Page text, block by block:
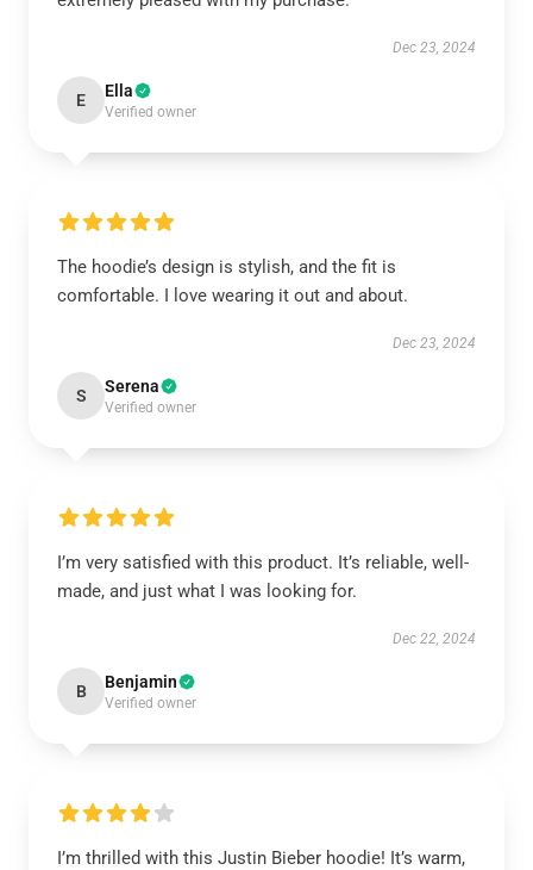
Dec 23, 2024
E Ella
Verified owner
The hoodie’s design is stylish, and the fit is
comfortable. I love wearing it out and about.
Dec 23, 2024
S Serena
Verified owner
I’m very satisfied with this product. It’s reliable, well-
made, and just what I was looking for.
Dec 22, 2024
B Benjamin
Verified owner
I’m thrilled with this Justin Bieber hoodie! It’s warm,